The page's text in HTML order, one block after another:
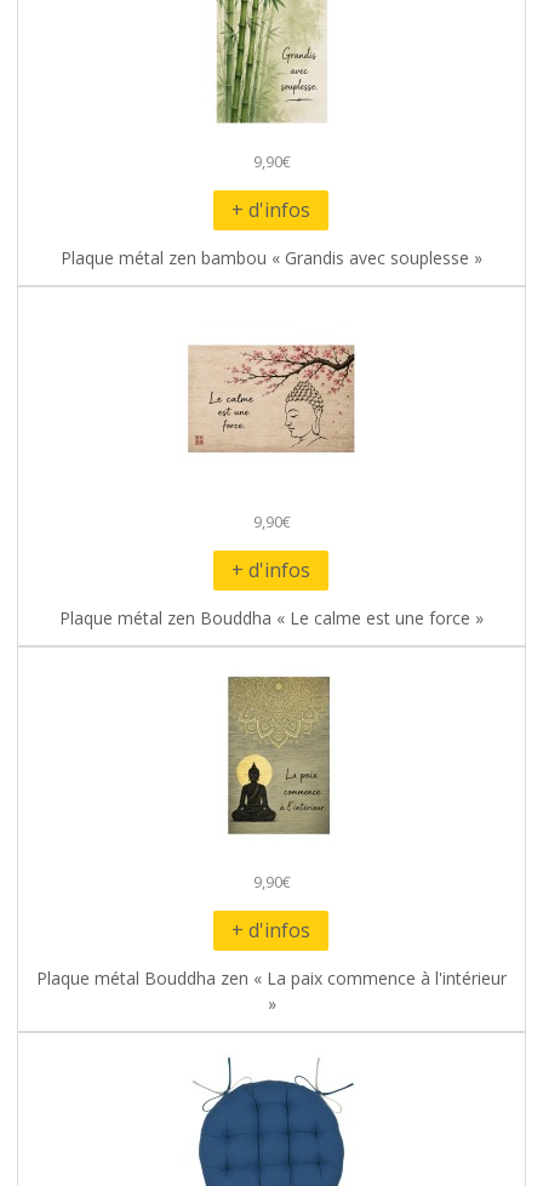
9,90€
+ d'infos
Plaque métal zen bambou « Grandis avec souplesse »
9,90€
+ d'infos
Plaque métal zen Bouddha « Le calme est une force »
9,90€
+ d'infos
Plaque métal Bouddha zen « La paix commence à l'intérieur
»